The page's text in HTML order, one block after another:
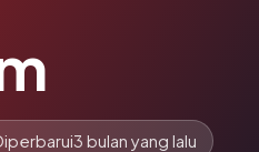
3 bulan yang lalu